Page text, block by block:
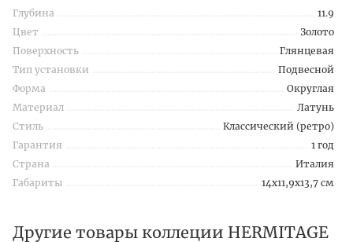
Глубина
11.9
Цвет
Золото
Поверхность
Глянцевая
Тип установки
Подвесной
Форма
Округлая
Материал
Латунь
Стиль
Классический (ретро)
Гарантия
1 год
Страна
Италия
Габариты
14x11,9x13,7 см
Другие товары коллеции HERMITAGE